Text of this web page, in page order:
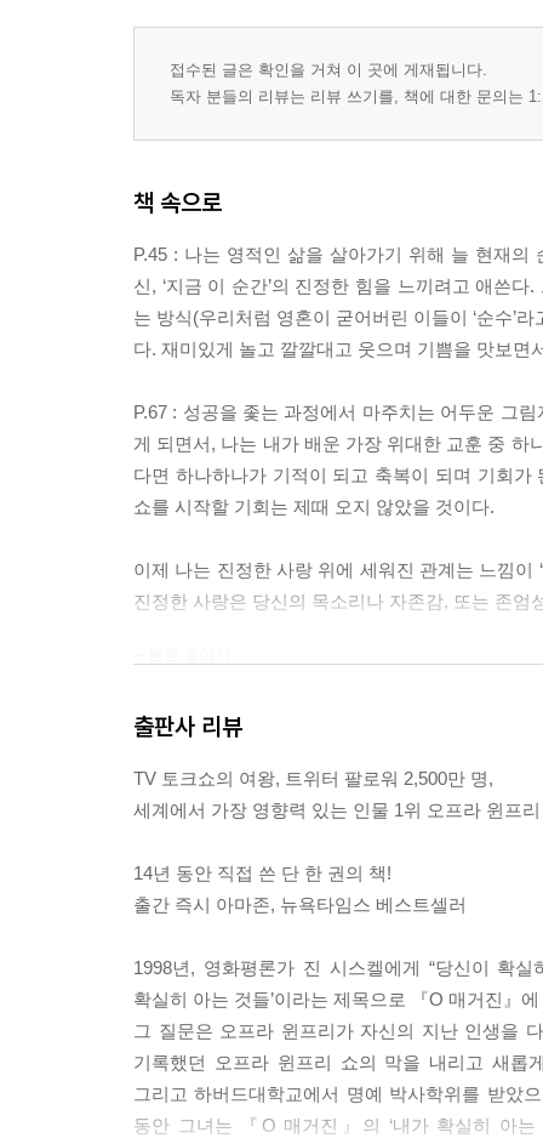
접수된 글은 확인을 거쳐 이 곳에 게재됩니다.
독자 분들의 리뷰는 리뷰 쓰기를, 책에 대한 문의는
책 속으로
P.45 : 나는 영적인 삶을 살아가기 위해 늘 현재
신, ‘지금 이 순간’의 진정한 힘을 느끼려고 애쓴
는 방식(우리처럼 영혼이 굳어버린 이들이 ‘순수’
다. 재미있게 놀고 깔깔대고 웃으며 기쁨을 맛보면
P.67 : 성공을 좇는 과정에서 마주치는 어두운 그
게 되면서, 나는 내가 배운 가장 위대한 교훈 중 하
다면 하나하나가 기적이 되고 축복이 되며 기회
쇼를 시작할 기회는 제때 오지 않았을 것이다.
이제 나는 진정한 사랑 위에 세워진 관계는 느낌이
진정한 사랑은 당신의 목소리나 자존감, 또는 존엄
출판사 리뷰
TV 토크쇼의 여왕, 트위터 팔로워 2,500만 명,
세계에서 가장 영향력 있는 인물 1위 오프라 윈프리
14년 동안 직접 쓴 단 한 권의 책!
출간 즉시 아마존, 뉴욕타임스 베스트셀러
1998년, 영화평론가 진 시스켈에게 “당신이 확
확실히 아는 것들’이라는 제목으로 『O 매거진』
그 질문은 오프라 윈프리가 자신의 지난 인생을
기록했던 오프라 윈프리 쇼의 막을 내리고 새롭
그리고 하버드대학교에서 명예 박사학위를 받았
동안 그녀는 『O 매거진』의 ‘내가 확실히 아